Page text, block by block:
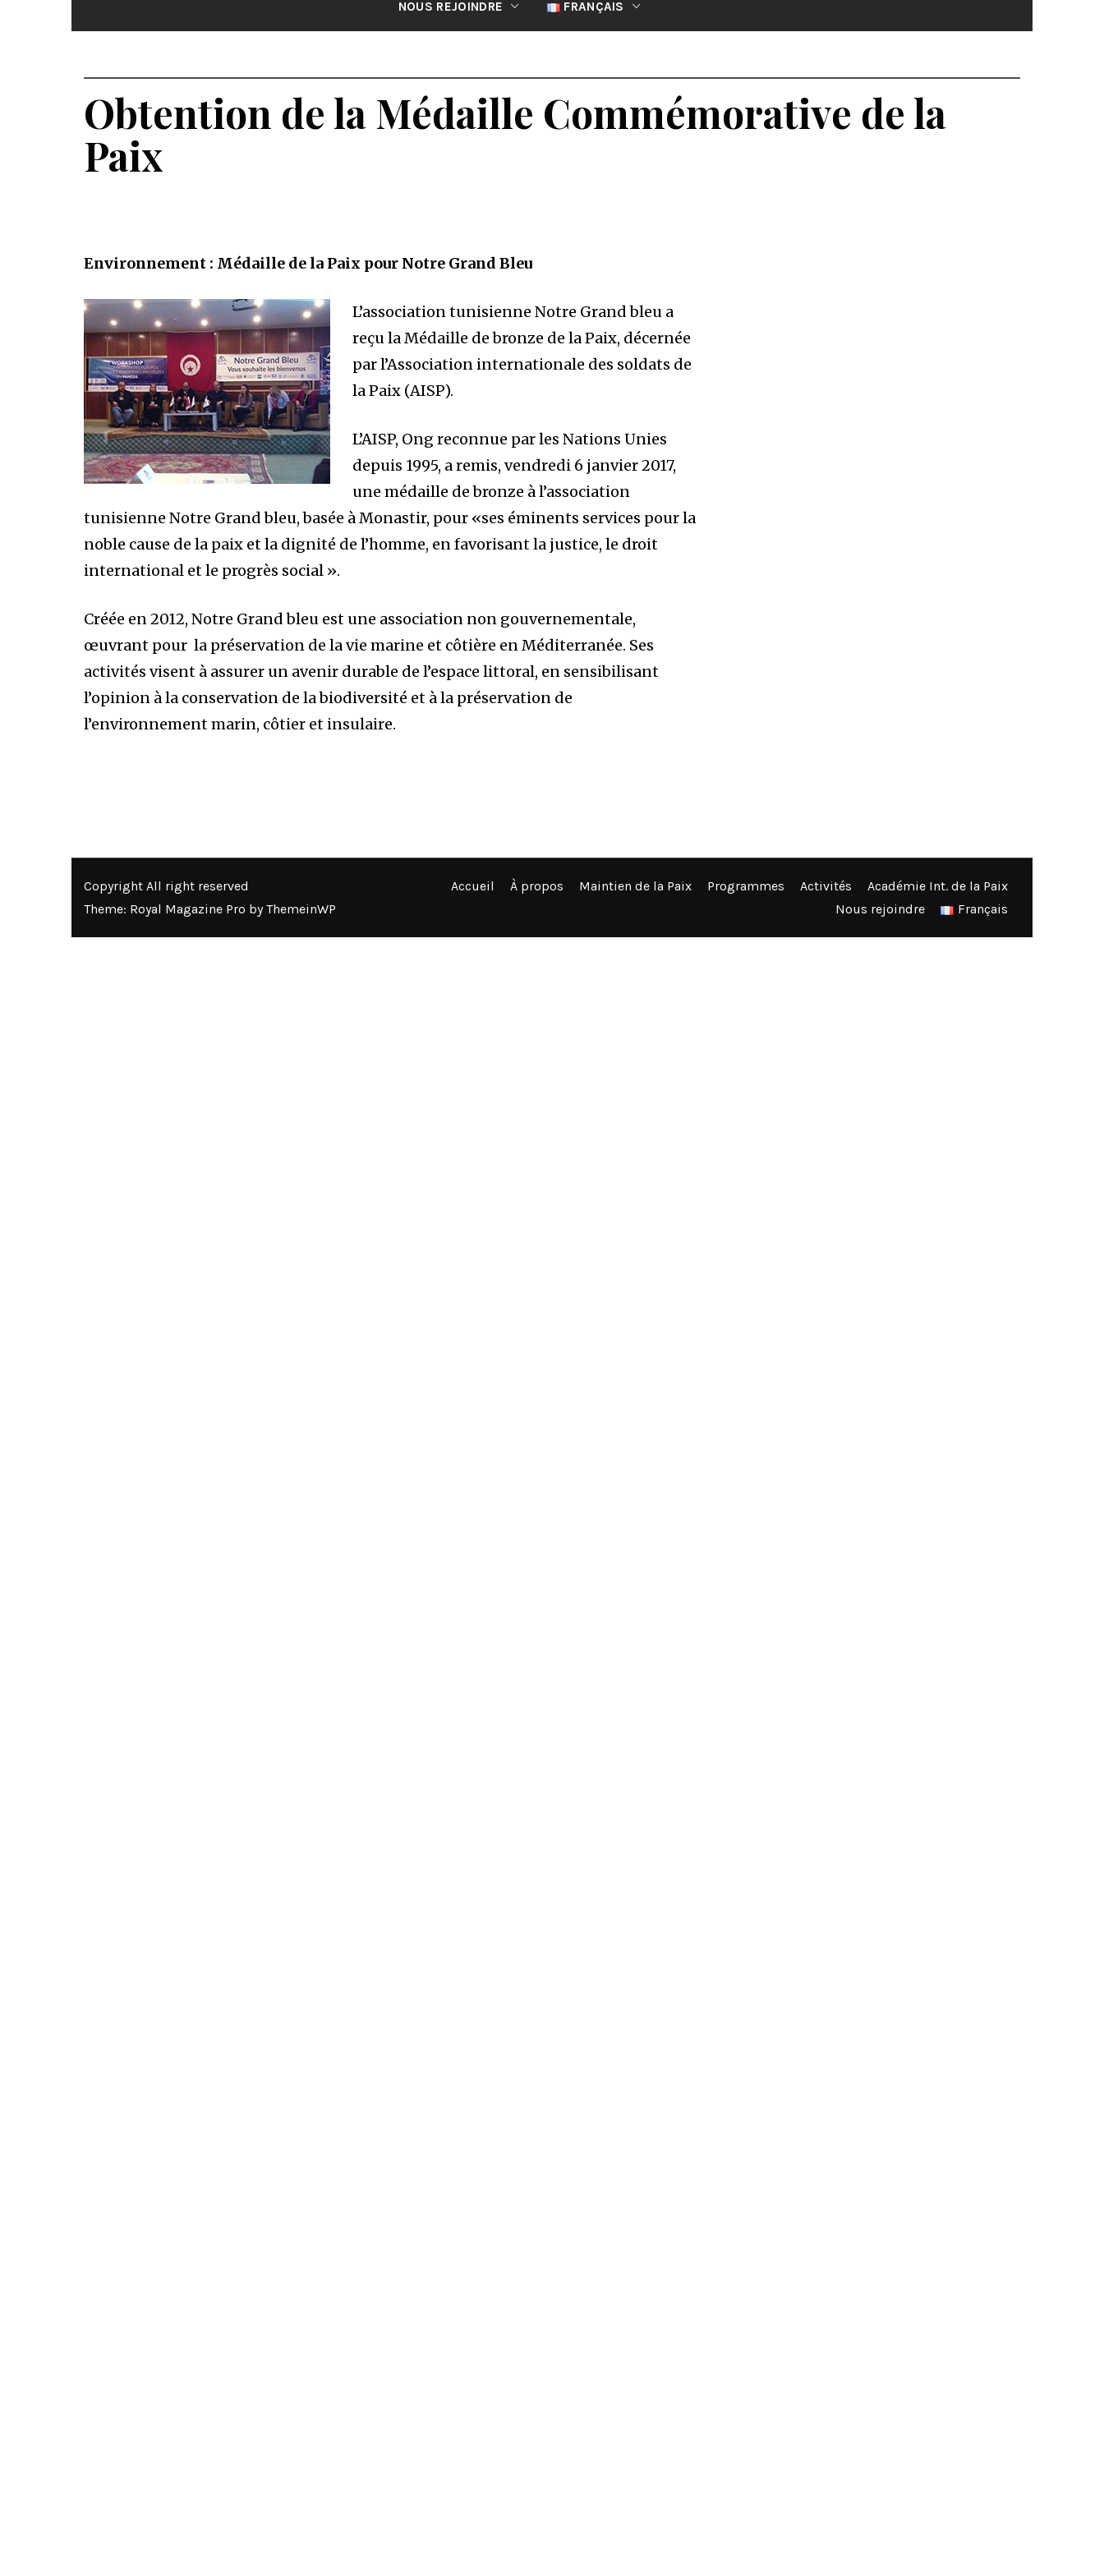
NOUS REJOINDRE FRANÇAIS
Obtention de la Médaille Commémorative de la
Paix
Environnement : Médaille de la Paix pour Notre Grand Bleu
L’association tunisienne Notre Grand bleu a
reçu la Médaille de bronze de la Paix, décernée
par l’Association internationale des soldats de
la Paix (AISP).
L’AISP, Ong reconnue par les Nations Unies
depuis 1995, a remis, vendredi 6 janvier 2017,
une médaille de bronze à l’association
tunisienne Notre Grand bleu, basée à Monastir, pour «ses éminents services pour la
noble cause de la paix et la dignité de l’homme, en favorisant la justice, le droit
international et le progrès social ».
Créée en 2012, Notre Grand bleu est une association non gouvernementale,
œuvrant pour la préservation de la vie marine et côtière en Méditerranée. Ses
activités visent à assurer un avenir durable de l’espace littoral, en sensibilisant
l’opinion à la conservation de la biodiversité et à la préservation de
l’environnement marin, côtier et insulaire.
Copyright All right reserved
Theme: Royal Magazine Pro byThemeinWP
Accueil À propos Maintien de la Paix Programmes Activités
Académie Int. de la Paix
Nous rejoindre
Français